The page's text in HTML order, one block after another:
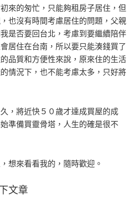
來的匆忙，只能夠租房子居住，但
也沒有時間考慮居住的問題，父親
是否要回台北，考慮到要繼續陪伴
居住在台南，所以要只能湊錢買了
品質和方便性來說，原來住的生活
情況下，也不能考慮太多，只好將
，將近快５０歲才達成買屋的成
準備買靈骨塔，人生的確是很不
想來看看我的，隨時歡迎。
文章